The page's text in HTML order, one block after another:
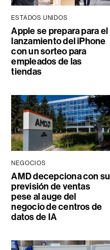
ESTADOS UNIDOS
Apple se prepara para el
lanzamiento del iPhone
con un sorteo para
empleados de las
tiendas
NEGOCIOS
AMD decepciona con su
previsión de ventas
pese al auge del
negocio de centros de
datos de IA